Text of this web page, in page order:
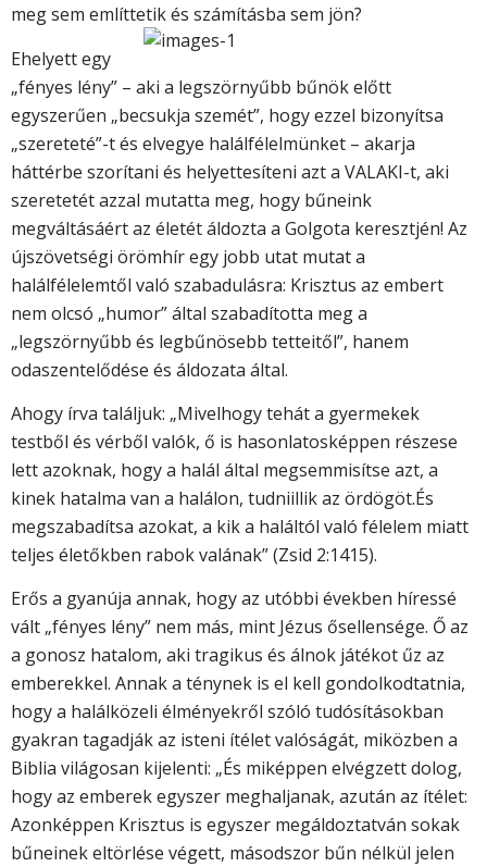
meg sem említtetik és számításba sem jön?
Ehelyett egy
„fényes lény” – aki a legszörnyűbb bűnök előtt
egyszerűen „becsukja szemét”, hogy ezzel bizonyítsa
„szereteté”-t és elvegye halálfélelmünket – akarja
háttérbe szorítani és helyettesíteni azt a VALAKI-t, aki
szeretetét azzal mutatta meg, hogy bűneink
megváltásáért az életét áldozta a Golgota keresztjén! Az
újszövetségi örömhír egy jobb utat mutat a
halálfélelemtől való szabadulásra: Krisztus az embert
nem olcsó „humor” által szabadította meg a
„legszörnyűbb és legbűnösebb tetteitől”, hanem
odaszentelődése és áldozata által.
Ahogy írva találjuk: „Mivelhogy tehát a gyermekek
testből és vérből valók, ő is hasonlatosképpen részese
lett azoknak, hogy a halál által megsemmisítse azt, a
kinek hatalma van a halálon, tudniillik az ördögöt.És
megszabadítsa azokat, a kik a haláltól való félelem miatt
teljes életőkben rabok valának” (Zsid 2:1415).
Erős a gyanúja annak, hogy az utóbbi években híressé
vált „fényes lény” nem más, mint Jézus ősellensége. Ő az
a gonosz hatalom, aki tragikus és álnok játékot űz az
emberekkel. Annak a ténynek is el kell gondolkodtatnia,
hogy a halálközeli élményekről szóló tudósításokban
gyakran tagadják az isteni ítélet valóságát, miközben a
Biblia világosan kijelenti: „És miképpen elvégzett dolog,
hogy az emberek egyszer meghaljanak, azután az ítélet:
Azonképpen Krisztus is egyszer megáldoztatván sokak
bűneinek eltörlése végett, másodszor bűn nélkül jelen